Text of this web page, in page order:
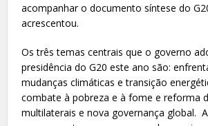
acompanhar o documento síntese do
acrescentou.
Os três temas centrais que o governo
presidência do G20 este ano são:
mudanças climáticas e transição
combate à pobreza e à fome e reforma
multilaterais e nova governança global.